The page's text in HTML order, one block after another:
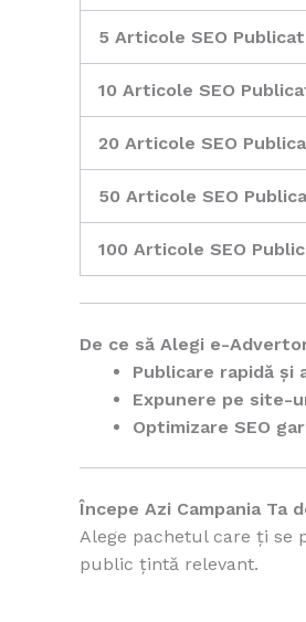
5 Articole SEO
10 Articole SEO
20 Articole SEO
50 Articole SEO
100 Articole SEO
De ce să Alegi e-
Publicare rapidă și
Expunere pe site-
Optimizare SEO
Începe Azi Campania Ta
Alege pachetul care ți se
public țintă relevant.